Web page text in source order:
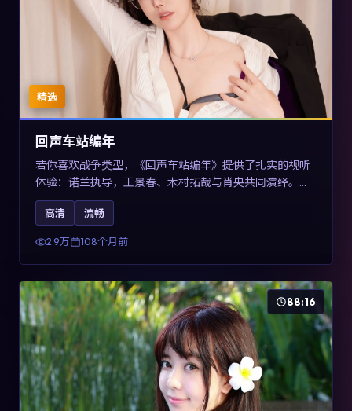
精选
回声车站编年
若你喜欢战争类型，《回声车站编年》提供了扎实的视听
体验：诺兰执导，王景春、木村拓哉与肖央共同演绎。影
片2017年于澳大利亚上映，内容用喜剧外壳包裹对现实规
则的温和反讽，关键词包含高清流畅、人物关系与情节反
转，适合检索「2017战争」「澳大利亚电影」的用户。
高清 流畅
2.9万 108个月前
88:16